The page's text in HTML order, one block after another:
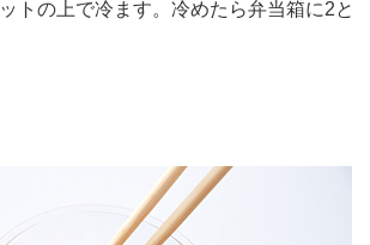
トの上で冷ます。冷めたら弁当箱に2と